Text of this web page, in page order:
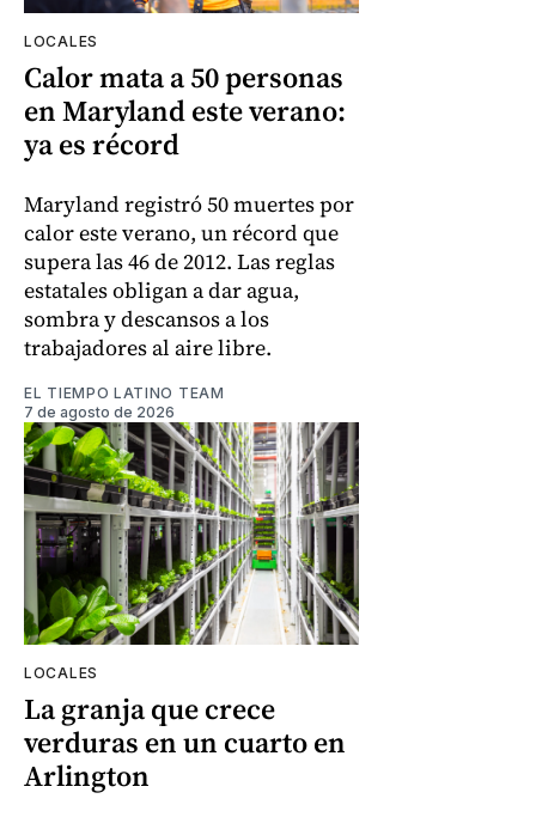
LOCALES
Calor mata a 50 personas
en Maryland este verano:
ya es récord
Maryland registró 50 muertes por
calor este verano, un récord que
supera las 46 de 2012. Las reglas
estatales obligan a dar agua,
sombra y descansos a los
trabajadores al aire libre.
EL TIEMPO LATINO TEAM
7 de agosto de 2026
LOCALES
La granja que crece
verduras en un cuarto en
Arlington